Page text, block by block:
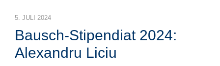
5. JULI 2024
Bausch-Stipendiat 2024:
Alexandru Liciu